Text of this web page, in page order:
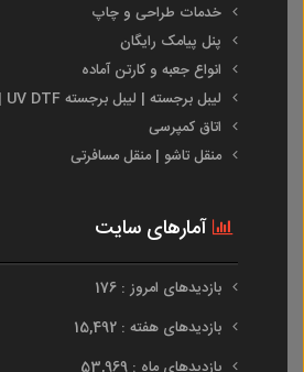
خدمات طراحی و چاپ
پنل پیامک رایگان
انواع جعبه و کارتن آماده
لیبل برجسته | لیبل برجسته UV DTF | لیبل UV DTF
اتاق کمپرسی
منقل تاشو | منقل مسافرتی
آمارهای سایت
بازدیدهای امروز : 176
بازدیدهای هفته : 15,492